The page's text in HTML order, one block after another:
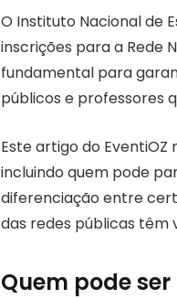
O Instituto Nacional de
inscrições para a Rede
fundamental para
públicos e professores
Este artigo do
incluindo quem pode
diferenciação entre
das redes públicas têm
Quem pode